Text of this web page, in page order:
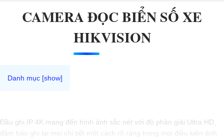
CAMERA ĐỌC BIỂN SỐ XE
HIKVISION
Đầu ghi IP 4K mang đến hình ảnh sắc nét với độ phân giải Ultra HD,
đảm bảo ghi lại mọi chi tiết một cách rõ ràng trong mọi điều kiện ánh